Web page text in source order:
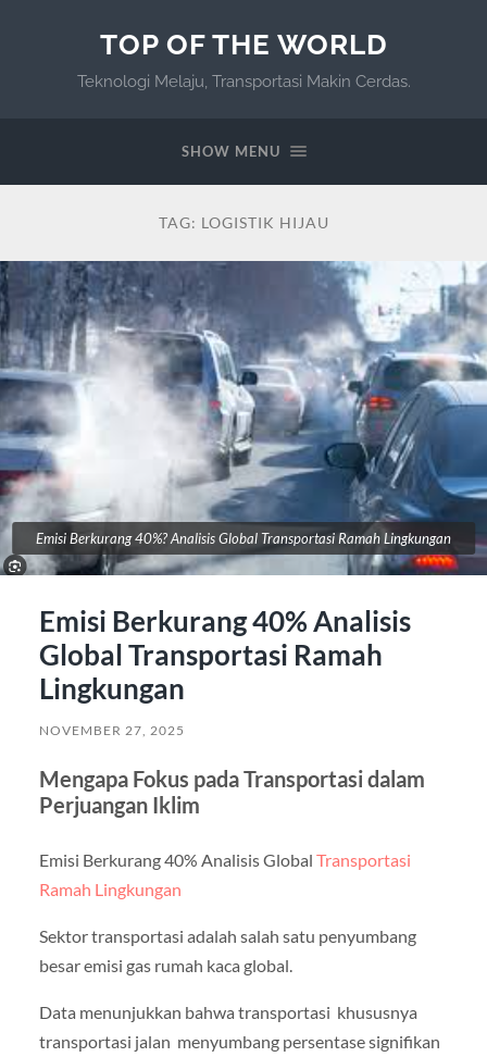
TOP OF THE WORLD
Teknologi Melaju, Transportasi Makin Cerdas.
SHOW MENU
TAG: LOGISTIK HIJAU
Emisi Berkurang 40%? Analisis Global Transportasi Ramah Lingkungan
Emisi Berkurang 40% Analisis
Global Transportasi Ramah
Lingkungan
NOVEMBER 27, 2025
Mengapa Fokus pada Transportasi dalam
Perjuangan Iklim
Emisi Berkurang 40% Analisis Global Transportasi
Ramah Lingkungan
Sektor transportasi adalah salah satu penyumbang
besar emisi gas rumah kaca global.
Data menunjukkan bahwa transportasi khususnya
transportasi jalan menyumbang persentase signifikan